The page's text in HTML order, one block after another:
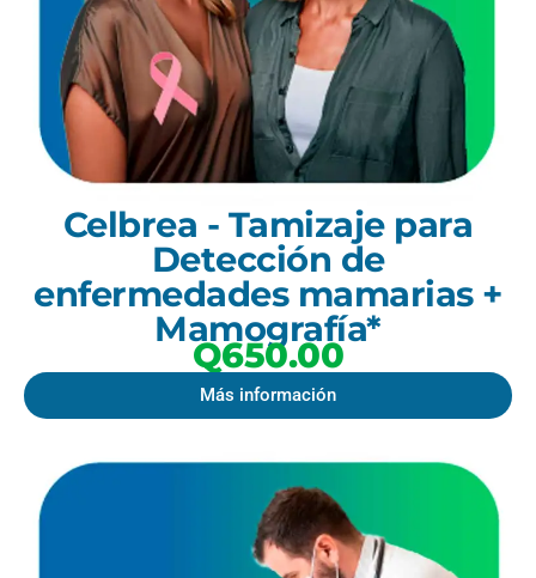
Celbrea - Tamizaje para
Detección de
enfermedades mamarias +
Mamografía*
Q650.00
Más información